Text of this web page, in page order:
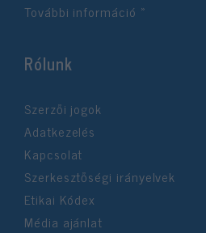
További információ »
Rólunk
Szerzői jogok
Adatkezelés
Kapcsolat
Szerkesztőségi irányelvek
Etikai Kódex
Média ajánlat